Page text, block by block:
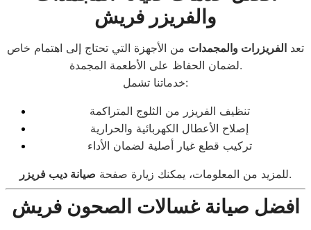
والفريزر فريش
تعد الفريزرات والمجمدات من الأجهزة التي تحتاج إلى اهتمام خاص
لضمان الحفاظ على الأطعمة المجمدة.
خدماتنا تشمل:
تنظيف الفريزر من الثلوج المتراكمة
إصلاح الأعطال الكهربائية والحرارية
تركيب قطع غيار أصلية لضمان الأداء
للمزيد من المعلومات، يمكنك زيارة صفحة صيانة ديب فريزر .
افضل صيانة غسالات الصحون فريش